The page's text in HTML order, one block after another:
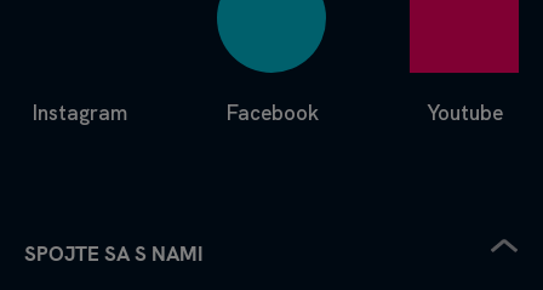
Facebook
Instagram Youtube
SPOJTE SA S NAMI